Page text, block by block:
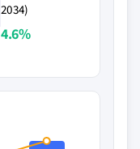
2034)
4.6%